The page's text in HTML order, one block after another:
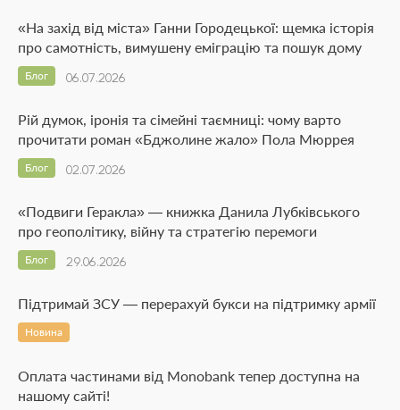
«На захід від міста» Ганни Городецької: щемка історія
про самотність, вимушену еміграцію та пошук дому
06.07.2026
Блог
Рій думок, іронія та сімейні таємниці: чому варто
прочитати роман «Бджолине жало» Пола Мюррея
02.07.2026
Блог
«Подвиги Геракла» — книжка Данила Лубківського
про геополітику, війну та стратегію перемоги
29.06.2026
Блог
Підтримай ЗСУ — перерахуй букси на підтримку армії
Новина
Оплата частинами від Monobank тепер доступна на
нашому сайті!